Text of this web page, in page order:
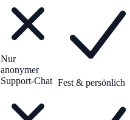
Nur
anonymer
Support-Chat Fest & persönlich